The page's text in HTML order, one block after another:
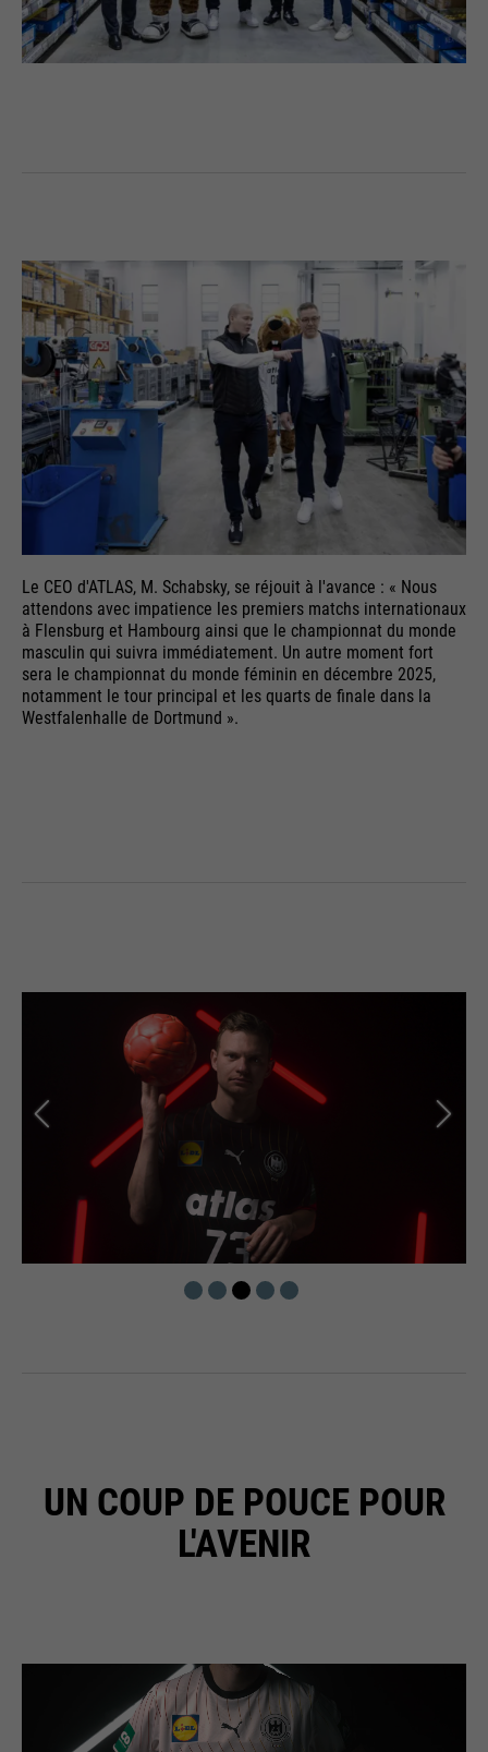
Le CEO d'ATLAS, M. Schabsky, se réjouit à l'avance : « Nous
attendons avec impatience les premiers matchs internationaux
à Flensburg et Hambourg ainsi que le championnat du monde
masculin qui suivra immédiatement. Un autre moment fort
sera le championnat du monde féminin en décembre 2025,
notamment le tour principal et les quarts de finale dans la
Westfalenhalle de Dortmund ».
UN COUP DE POUCE POUR
L'AVENIR